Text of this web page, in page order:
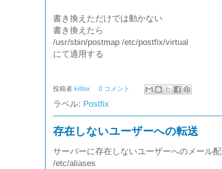
書き換えただけでは動かない
書き換えたら
/usr/sbin/postmap /etc/postfix/virtual
にて適用する
投稿者 kitfox 0 コメント
ラベル: Postfix
存在しないユーザーへの転送
サーバーに存在しないユーザーへのメール
/etc/aliases